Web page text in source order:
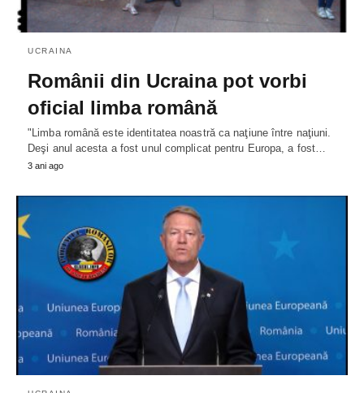
UCRAINA
Românii din Ucraina pot vorbi
oficial limba română
"Limba română este identitatea noastră ca naţiune între naţiuni.
Deşi anul acesta a fost unul complicat pentru Europa, a fost…
3 ani ago